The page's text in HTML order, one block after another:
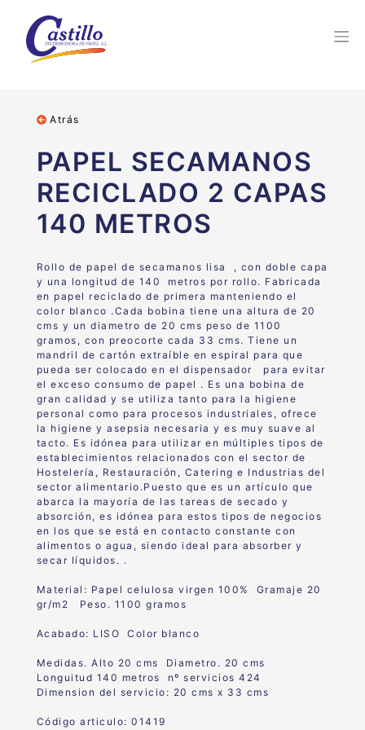
Atrás
PAPEL SECAMANOS
RECICLADO 2 CAPAS
140 METROS
Rollo de papel de secamanos lisa , con doble capa
y una longitud de 140 metros por rollo. Fabricada
en papel reciclado de primera manteniendo el
color blanco .Cada bobina tiene una altura de 20
cms y un diametro de 20 cms peso de 1100
gramos, con preocorte cada 33 cms. Tiene un
mandril de cartón extraíble en espiral para que
pueda ser colocado en el dispensador para evitar
el exceso consumo de papel . Es una bobina de
gran calidad y se utiliza tanto para la higiene
personal como para procesos industriales, ofrece
la higiene y asepsia necesaria y es muy suave al
tacto. Es idónea para utilizar en múltiples tipos de
establecimientos relacionados con el sector de
Hostelería, Restauración, Catering e Industrias del
sector alimentario.Puesto que es un artículo que
abarca la mayoría de las tareas de secado y
absorción, es idónea para estos tipos de negocios
en los que se está en contacto constante con
alimentos o agua, siendo ideal para absorber y
secar líquidos. .
Material: Papel celulosa virgen 100% Gramaje 20
gr/m2 Peso. 1100 gramos
Acabado: LISO Color blanco
Medidas. Alto 20 cms Diametro. 20 cms
Longuitud 140 metros nº servicios 424
Dimension del servicio: 20 cms x 33 cms
Código articulo: 01419